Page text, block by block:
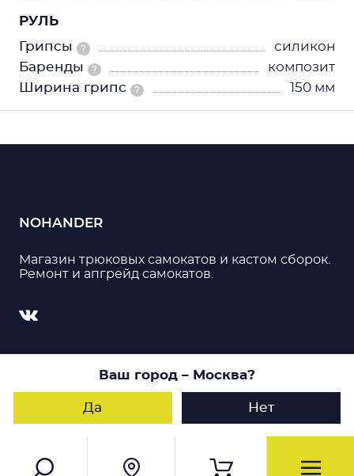
Ваш город – Москва?
Да Нет
РУЛЬ
Грипсы
?
силикон
Баренды
?
композит
Ширина грипс
? 150 мм
NOHANDER
Магазин трюковых самокатов и кастом сборок.
Ремонт и апгрейд самокатов.
© 2026, Nohander. Все права защищены
Пользуясь данным сайтом, Вы даете согласие
на обработку своих персональных данных